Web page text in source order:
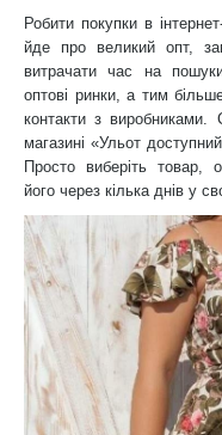
Робити покупки в
йде про великий опт,
витрачати час на
оптові ринки, а тим
контакти з
магазині «Ульот
Просто виберіть товар,
його через кілька днів у